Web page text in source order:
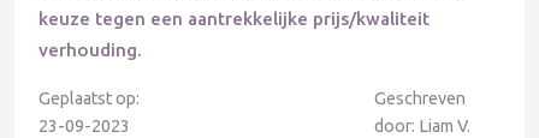
keuze tegen een aantrekkelijke prijs/kwaliteit
verhouding.
Geplaatst op:
23-09-2023
Geschreven
door: Liam V.